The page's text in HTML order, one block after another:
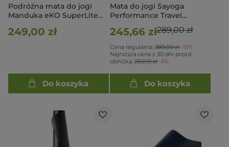
Podróżna mata do jogi
Manduka eKO SuperLite
200cm
249,00 zł
Do koszyka
Mata do jogi Sayoga
Performance Travel
Cosmic Alignment
245,66 zł289,00 zł
Cena regularna: 289,00 zł -15%
Najniższa cena z 30 dni przed
obniżką: 260,10 zł -5%
Do koszyka